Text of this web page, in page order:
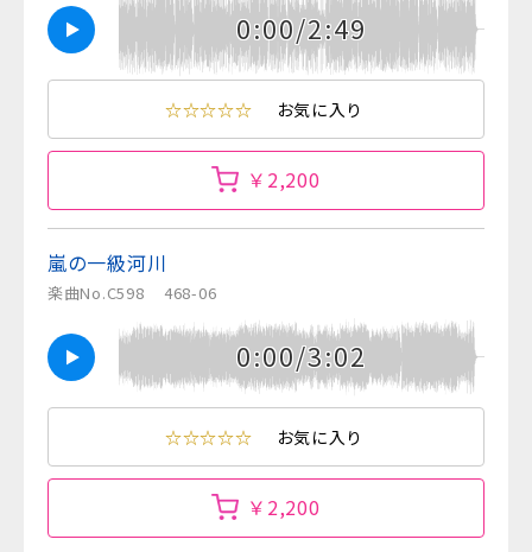
0:00/2:49
☆☆☆☆☆ お気に入り
￥2,200
嵐の一級河川
楽曲No.C598 468-06
0:00/3:02
☆☆☆☆☆ お気に入り
￥2,200